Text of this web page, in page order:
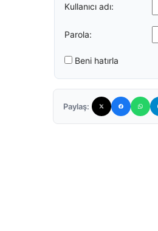
Kullanıcı adı:
Parola:
Beni hatırla
Paylaş: